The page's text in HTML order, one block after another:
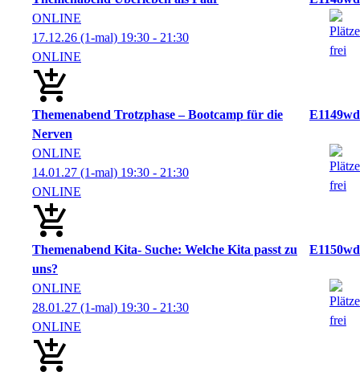
ONLINE
17.12.26 (1-mal) 19:30 - 21:30
ONLINE
Themenabend Trotzphase – Bootcamp für die
Nerven
E1149wd
ONLINE
14.01.27 (1-mal) 19:30 - 21:30
ONLINE
Themenabend Kita- Suche: Welche Kita passt zu
uns?
E1150wd
ONLINE
28.01.27 (1-mal) 19:30 - 21:30
ONLINE